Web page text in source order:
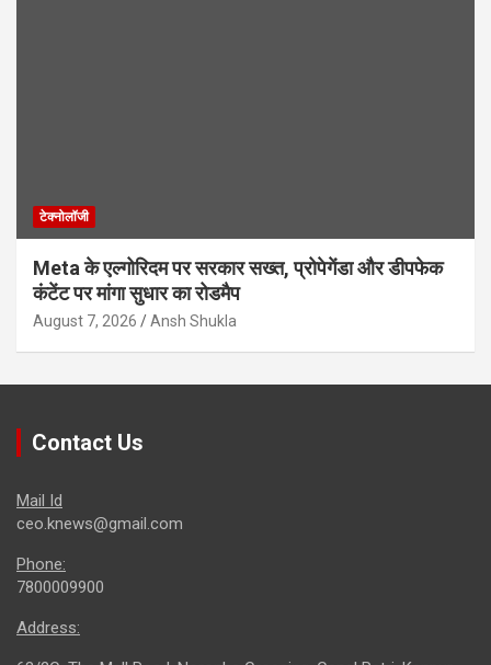
टेक्नोलॉजी
Meta के एल्गोरिदम पर सरकार सख्त, प्रोपेगेंडा और डीपफेक
कंटेंट पर मांगा सुधार का रोडमैप
August 7, 2026 Ansh Shukla
Contact Us
Mail Id
ceo.knews@gmail.com
Phone:
7800009900
Address: